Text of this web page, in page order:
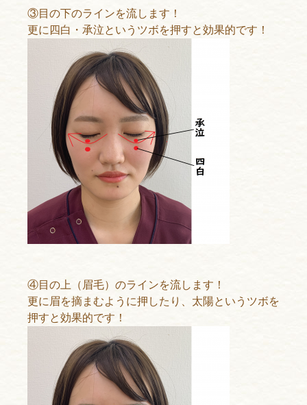
③目の下のラインを流します！
更に四白・承泣というツボを押すと効果的です！
④目の上（眉毛）のラインを流します！
更に眉を摘まむように押したり、太陽というツボを
押すと効果的です！